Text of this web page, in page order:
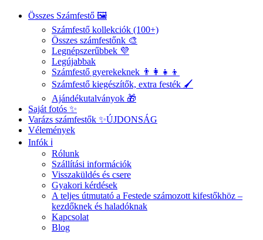
Összes Számfestő 🖼️
Számfestő kollekciók (100+)
Összes számfestőnk 🎨
Legnépszerűbbek 💜
Legújabbak
Számfestő gyerekeknek 👨‍👩‍👧‍👦
Számfestő kiegészítők, extra festék 🖌️
Ajándékutalványok 🎁
Saját fotós ✨
Varázs számfestők ✨ÚJDONSÁG
Vélemények
Infók ℹ️
Rólunk
Szállítási információk
Visszaküldés és csere
Gyakori kérdések
A teljes útmutató a Festede számozott kifestőkhöz –
kezdőknek és haladóknak
Kapcsolat
Blog